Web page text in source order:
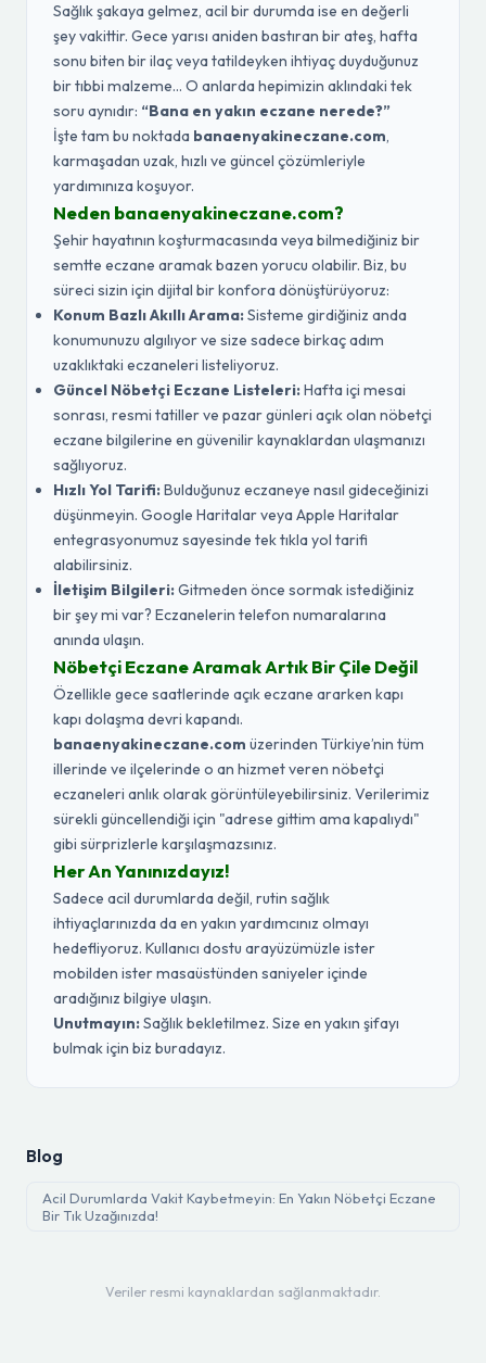
Sağlık şakaya gelmez, acil bir durumda ise en değerli
şey vakittir. Gece yarısı aniden bastıran bir ateş, hafta
sonu biten bir ilaç veya tatildeyken ihtiyaç duyduğunuz
bir tıbbi malzeme... O anlarda hepimizin aklındaki tek
soru aynıdır: “Bana en yakın eczane nerede?”
İşte tam bu noktada banaenyakineczane.com,
karmaşadan uzak, hızlı ve güncel çözümleriyle
yardımınıza koşuyor.
Neden banaenyakineczane.com?
Şehir hayatının koşturmacasında veya bilmediğiniz bir
semtte eczane aramak bazen yorucu olabilir. Biz, bu
süreci sizin için dijital bir konfora dönüştürüyoruz:
Konum Bazlı Akıllı Arama:Sisteme girdiğiniz anda
konumunuzu algılıyor ve size sadece birkaç adım
uzaklıktaki eczaneleri listeliyoruz.
Güncel Nöbetçi Eczane Listeleri:Hafta içi mesai
sonrası, resmi tatiller ve pazar günleri açık olan nöbetçi
eczane bilgilerine en güvenilir kaynaklardan ulaşmanızı
sağlıyoruz.
Hızlı Yol Tarifi:Bulduğunuz eczaneye nasıl gideceğinizi
düşünmeyin. Google Haritalar veya Apple Haritalar
entegrasyonumuz sayesinde tek tıkla yol tarifi
alabilirsiniz.
İletişim Bilgileri:Gitmeden önce sormak istediğiniz
bir şey mi var? Eczanelerin telefon numaralarına
anında ulaşın.
Nöbetçi Eczane Aramak Artık Bir Çile Değil
Özellikle gece saatlerinde açık eczane ararken kapı
kapı dolaşma devri kapandı.
banaenyakineczane.com üzerinden Türkiye’nin tüm
illerinde ve ilçelerinde o an hizmet veren nöbetçi
eczaneleri anlık olarak görüntüleyebilirsiniz. Verilerimiz
sürekli güncellendiği için "adrese gittim ama kapalıydı"
gibi sürprizlerle karşılaşmazsınız.
Her An Yanınızdayız!
Sadece acil durumlarda değil, rutin sağlık
ihtiyaçlarınızda da en yakın yardımcınız olmayı
hedefliyoruz. Kullanıcı dostu arayüzümüzle ister
mobilden ister masaüstünden saniyeler içinde
aradığınız bilgiye ulaşın.
Unutmayın:Sağlık bekletilmez. Size en yakın şifayı
bulmak için biz buradayız.
Blog
Acil Durumlarda Vakit Kaybetmeyin: En Yakın Nöbetçi Eczane
Bir Tık Uzağınızda!
Veriler resmi kaynaklardan sağlanmaktadır.